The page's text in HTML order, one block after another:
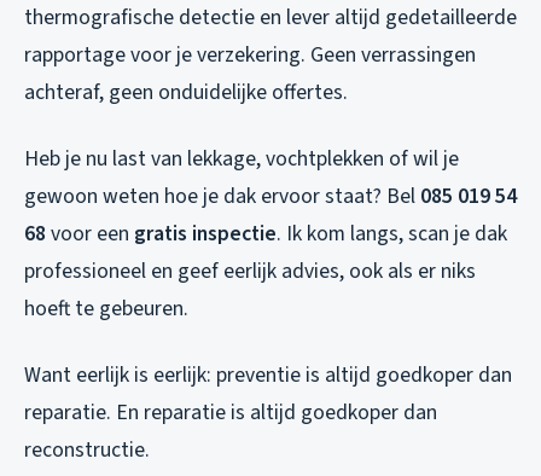
thermografische detectie en lever altijd gedetailleerde
rapportage voor je verzekering. Geen verrassingen
achteraf, geen onduidelijke offertes.
Heb je nu last van lekkage, vochtplekken of wil je
gewoon weten hoe je dak ervoor staat? Bel 085 019 54
68 voor een gratis inspectie. Ik kom langs, scan je dak
professioneel en geef eerlijk advies, ook als er niks
hoeft te gebeuren.
Want eerlijk is eerlijk: preventie is altijd goedkoper dan
reparatie. En reparatie is altijd goedkoper dan
reconstructie.